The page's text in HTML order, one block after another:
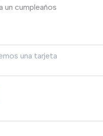
un cumpleaños